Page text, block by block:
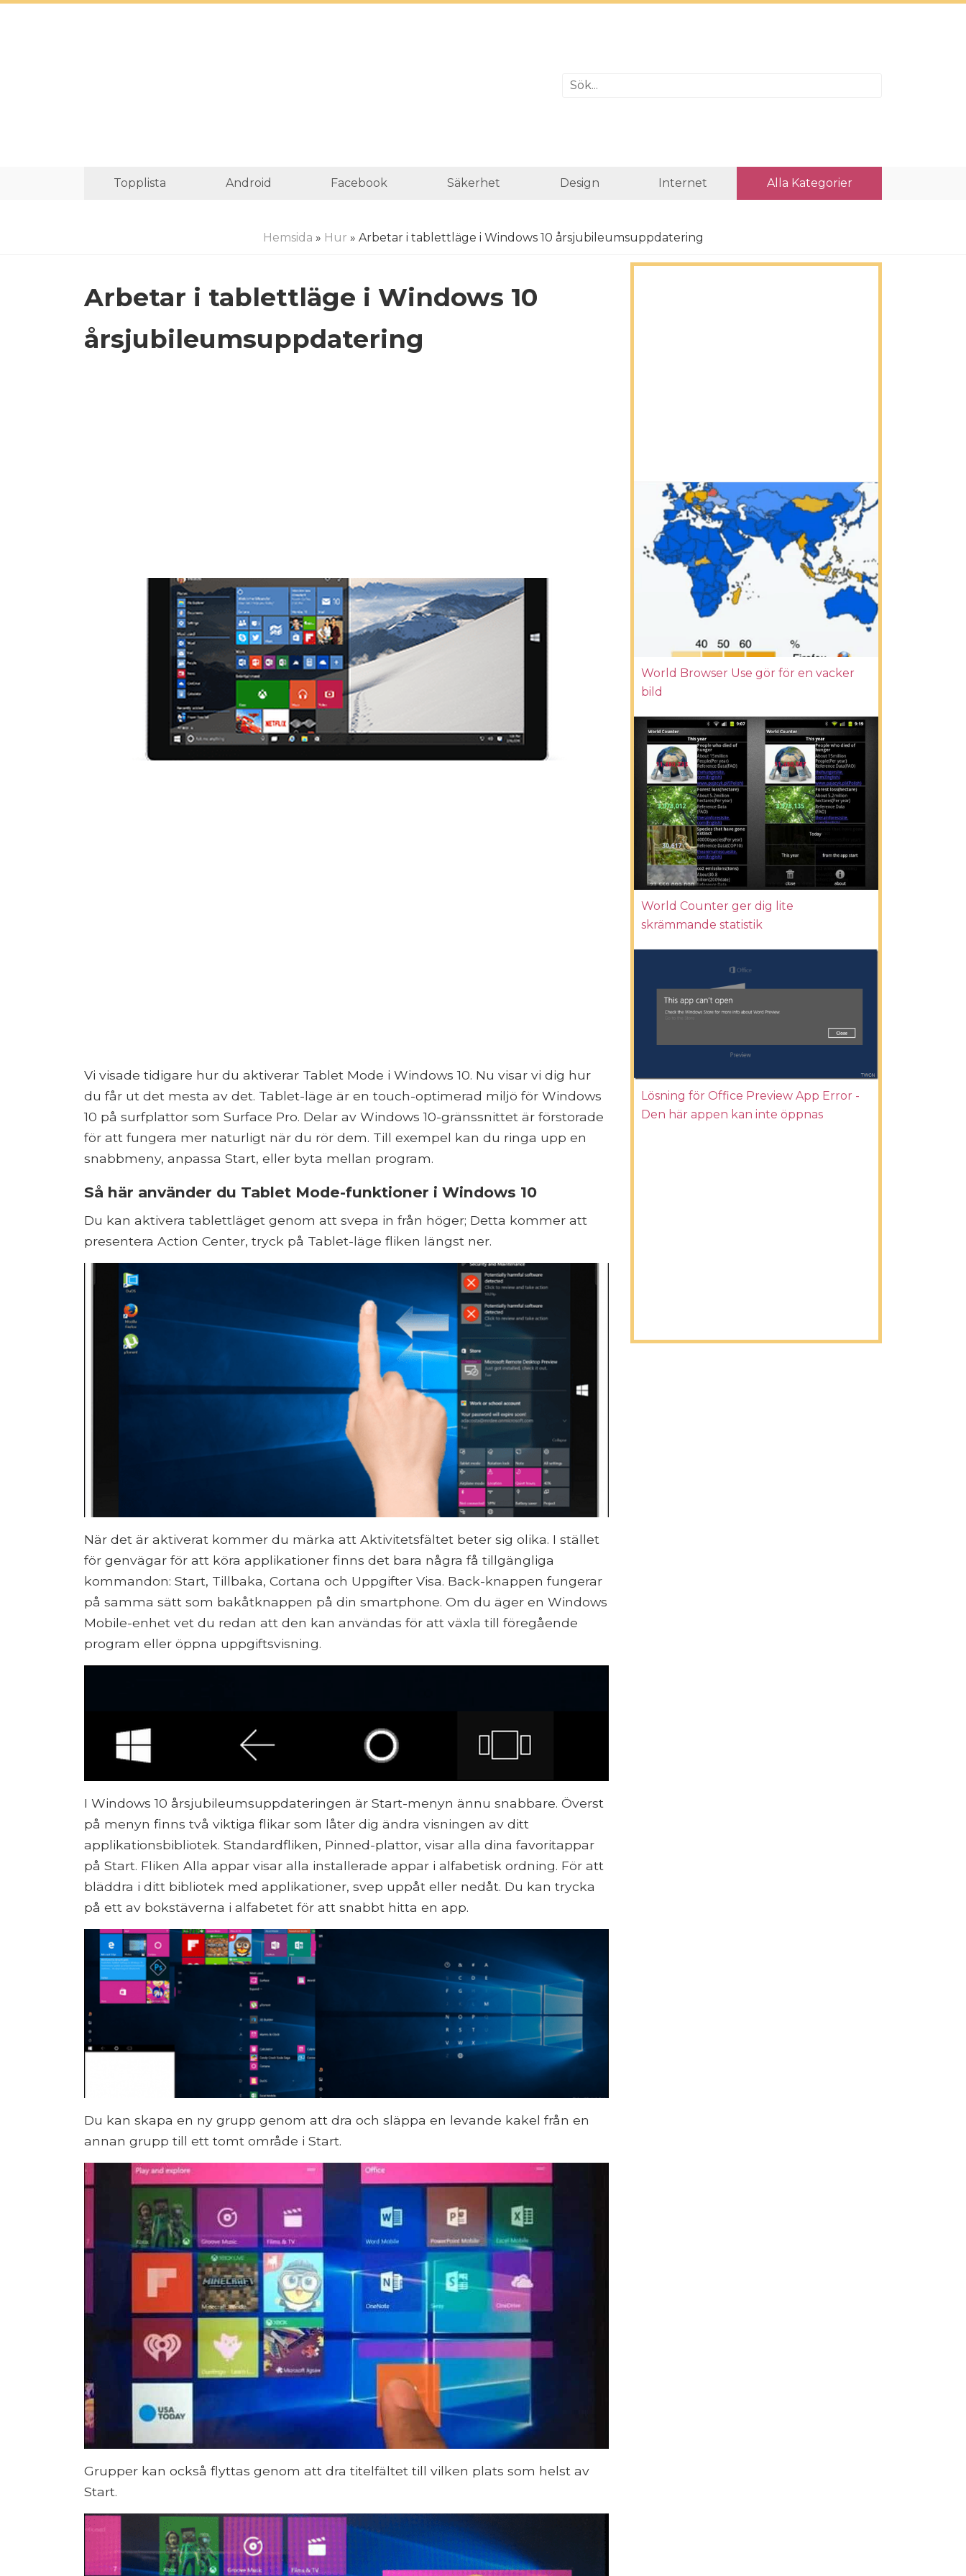
Topplista Android Facebook Säkerhet Design Internet Alla Kategorier
Hemsida » Hur » Arbetar i tablettläge i Windows 10 årsjubileumsuppdatering
Arbetar i tablettläge i Windows 10
årsjubileumsuppdatering
Vi visade tidigare hur du aktiverar Tablet Mode i Windows 10. Nu visar vi dig hur
du får ut det mesta av det. Tablet-läge är en touch-optimerad miljö för Windows
10 på surfplattor som Surface Pro. Delar av Windows 10-gränssnittet är förstorade
för att fungera mer naturligt när du rör dem. Till exempel kan du ringa upp en
snabbmeny, anpassa Start, eller byta mellan program.
Så här använder du Tablet Mode-funktioner i Windows 10
Du kan aktivera tablettläget genom att svepa in från höger; Detta kommer att
presentera Action Center, tryck på Tablet-läge fliken längst ner.
När det är aktiverat kommer du märka att Aktivitetsfältet beter sig olika. I stället
för genvägar för att köra applikationer finns det bara några få tillgängliga
kommandon: Start, Tillbaka, Cortana och Uppgifter Visa. Back-knappen fungerar
på samma sätt som bakåtknappen på din smartphone. Om du äger en Windows
Mobile-enhet vet du redan att den kan användas för att växla till föregående
program eller öppna uppgiftsvisning.
I Windows 10 årsjubileumsuppdateringen är Start-menyn ännu snabbare. Överst
på menyn finns två viktiga flikar som låter dig ändra visningen av ditt
applikationsbibliotek. Standardfliken, Pinned-plattor, visar alla dina favoritappar
på Start. Fliken Alla appar visar alla installerade appar i alfabetisk ordning. För att
bläddra i ditt bibliotek med applikationer, svep uppåt eller nedåt. Du kan trycka
på ett av bokstäverna i alfabetet för att snabbt hitta en app.
Du kan skapa en ny grupp genom att dra och släppa en levande kakel från en
annan grupp till ett tomt område i Start.
Grupper kan också flyttas genom att dra titelfältet till vilken plats som helst av
Start.
World Browser Use gör för en vacker
bild
World Counter ger dig lite
skrämmande statistik
Lösning för Office Preview App Error -
Den här appen kan inte öppnas